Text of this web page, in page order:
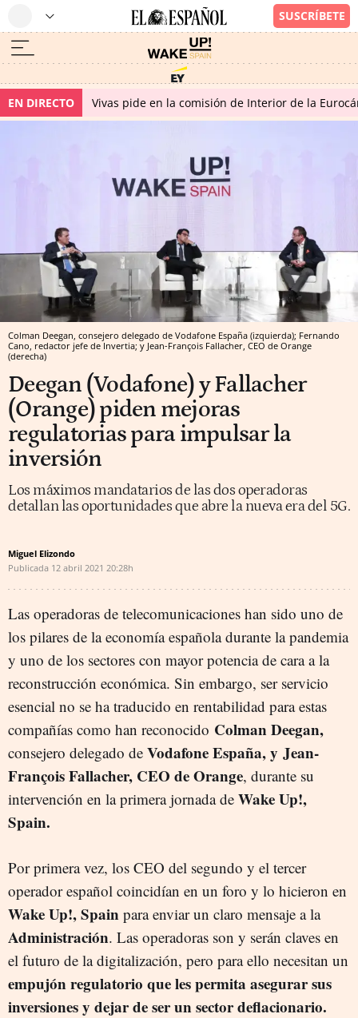
EN DIRECTO Vivas pide en la comisión de Interior de la
Colman Deegan, consejero delegado de Vodafone España (izquierda); Fernando
Cano, redactor jefe de Invertia; y Jean-François Fallacher, CEO de Orange
(derecha)
Deegan (Vodafone) y Fallacher
(Orange) piden mejoras
regulatorias para impulsar la
inversión
Los máximos mandatarios de las dos operadoras
detallan las oportunidades que abre la nueva era del 5G.
Miguel Elizondo
Publicada 12 abril 2021 20:28h
Las operadoras de telecomunicaciones han sido uno de
los pilares de la economía española durante la pandemia
y uno de los sectores con mayor potencia de cara a la
reconstrucción económica. Sin embargo, ser servicio
esencial no se ha traducido en rentabilidad para estas
compañías como han reconocido Colman Deegan,
consejero delegado de Vodafone España, y Jean-
François Fallacher, CEO de Orange, durante su
intervención en la primera jornada de Wake Up!,
Spain.
Por primera vez, los CEO del segundo y el tercer
operador español coincidían en un foro y lo hicieron en
Wake Up!, Spain para enviar un claro mensaje a la
Administración. Las operadoras son y serán claves en
el futuro de la digitalización, pero para ello necesitan un
empujón regulatorio que les permita asegurar sus
inversiones y dejar de ser un sector deflacionario.